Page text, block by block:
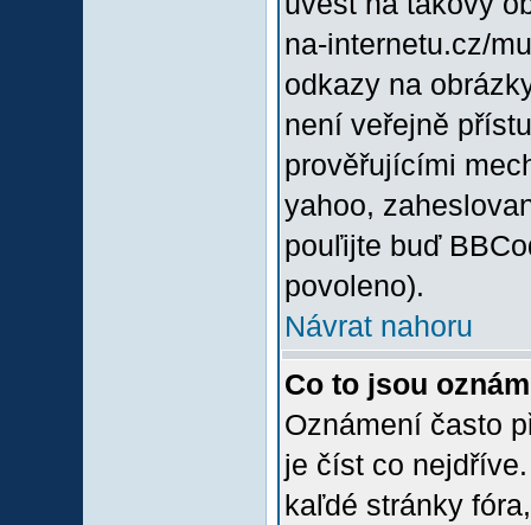
na-internetu.cz/
odkazy na
není veřejně
prověřujícími
yahoo,
pouľijte buď
povoleno).
Návrat nahoru
Co to jsou
Oznámení často
je číst co
kaľdé stránky